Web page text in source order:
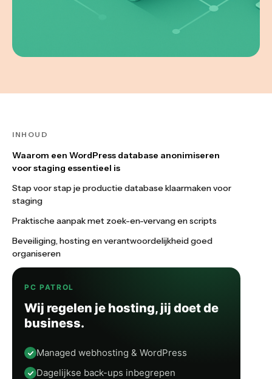
INHOUD
Waarom een WordPress database anonimiseren
voor staging essentieel is
Stap voor stap je productie database klaarmaken voor
staging
Praktische aanpak met zoek-en-vervang en scripts
Beveiliging, hosting en verantwoordelijkheid goed
organiseren
PC PATROL
Wij regelen je hosting, jij doet de
business.
Managed webhosting & WordPress
Dagelijkse back-ups inbegrepen